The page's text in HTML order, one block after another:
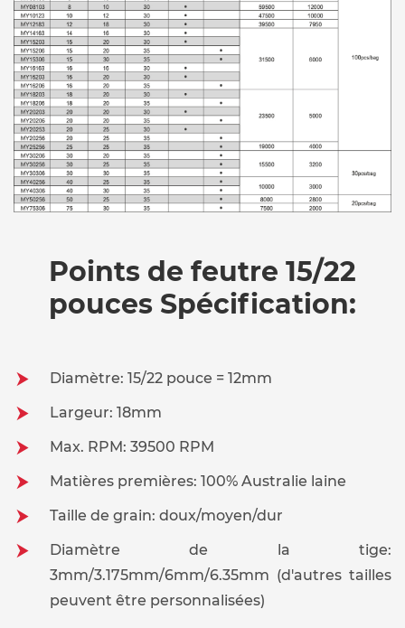
Points de feutre 15/22
pouces Spécification:
Diamètre: 15/22 pouce = 12mm
Largeur: 18mm
Max. RPM: 39500 RPM
Matières premières: 100% Australie laine
Taille de grain: doux/moyen/dur
Diamètre de la tige:
3mm/3.175mm/6mm/6.35mm (d'autres tailles
peuvent être personnalisées)